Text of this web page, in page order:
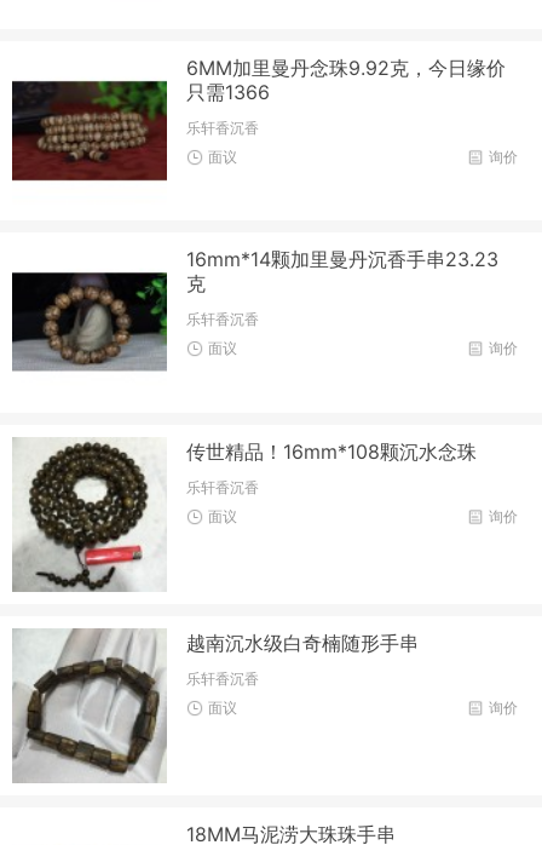
6MM加里曼丹念珠9.92克，今日缘价
只需1366
乐轩香沉香
询价
面议
16mm*14颗加里曼丹沉香手串23.23
克
乐轩香沉香
询价
面议
传世精品！16mm*108颗沉水念珠
乐轩香沉香
询价
面议
越南沉水级白奇楠随形手串
乐轩香沉香
询价
面议
18MM马泥涝大珠珠手串